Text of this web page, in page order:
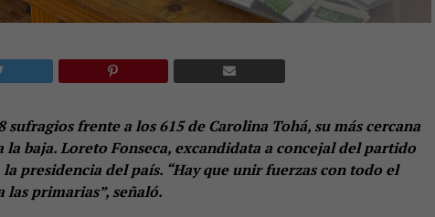
frente a los 615 de Carolina Tohá, su más cercana
baja. Loreto Fonseca, excandidata a concejal del partido
presidencia del país. “Hay que unir fuerzas con todo el
primarias”, señaló.